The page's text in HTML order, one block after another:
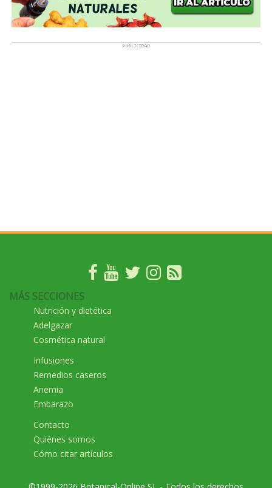
MÁS SECCIONES
Nutrición y dietética
Adelgazar
Cosmética natural
Infusiones
Remedios caseros
Anemia
Embarazo
Contacto
Quiénes somos
Cómo citar artículos